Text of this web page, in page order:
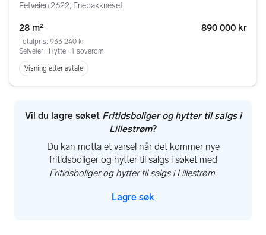
Fetveien 2622, Enebakkneset
28 m² 890 000 kr
Totalpris: 933 240 kr
Selveier ∙ Hytte ∙ 1 soverom
Visning etter avtale
Vil du lagre søket Fritidsboliger og hytter til salgs i
Lillestrøm?
Du kan motta et varsel når det kommer nye
fritidsboliger og hytter til salgs i søket med
Fritidsboliger og hytter til salgs i Lillestrøm.
Lagre søk